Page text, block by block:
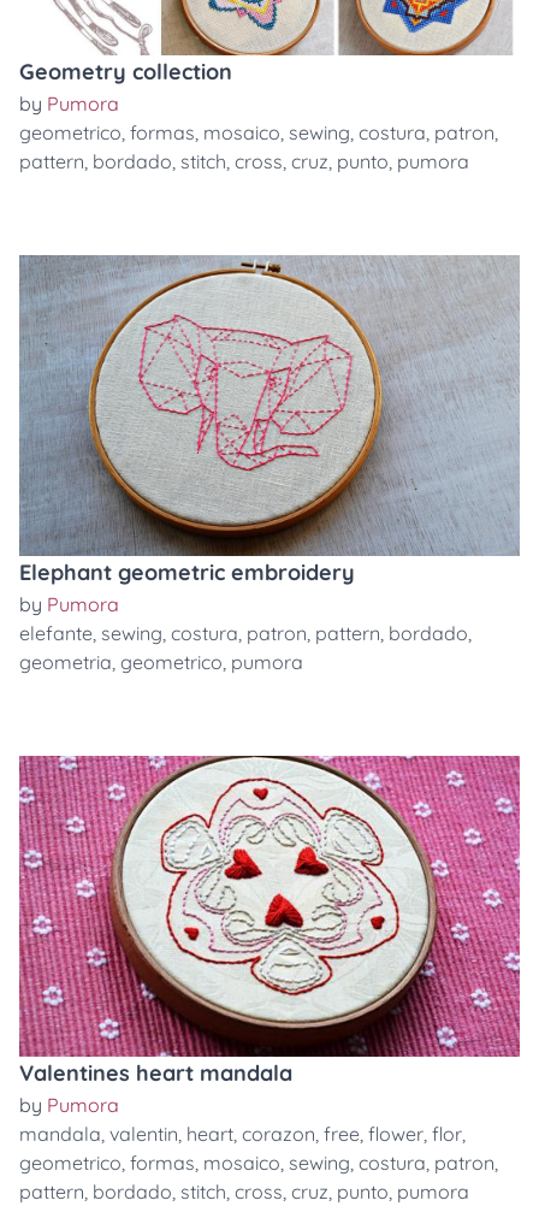
Geometry collection
by Pumora
geometrico, formas, mosaico, sewing, costura, patron,
pattern, bordado, stitch, cross, cruz, punto, pumora
Elephant geometric embroidery
by Pumora
elefante, sewing, costura, patron, pattern, bordado,
geometria, geometrico, pumora
Valentines heart mandala
by Pumora
mandala, valentin, heart, corazon, free, flower, flor,
geometrico, formas, mosaico, sewing, costura, patron,
pattern, bordado, stitch, cross, cruz, punto, pumora